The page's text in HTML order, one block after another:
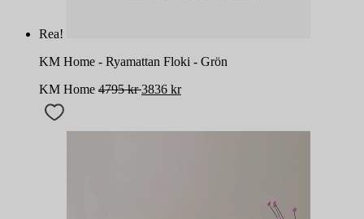
Rea!
KM Home - Ryamattan Floki - Grön
KM Home 4795kr 3836 kr